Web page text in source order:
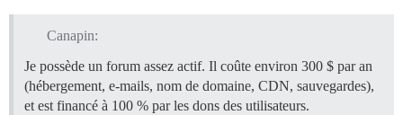
Canapin:
Je possède un forum assez actif. Il coûte environ 300 $ par an
(hébergement, e-mails, nom de domaine, CDN, sauvegardes),
et est financé à 100 % par les dons des utilisateurs.